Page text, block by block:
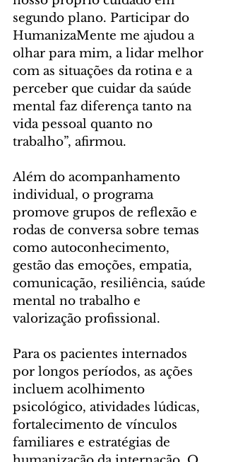
segundo plano. Participar do
HumanizaMente me ajudou a
olhar para mim, a lidar melhor
com as situações da rotina e a
perceber que cuidar da saúde
mental faz diferença tanto na
vida pessoal quanto no
trabalho”, afirmou.
Além do acompanhamento
individual, o programa
promove grupos de reflexão e
rodas de conversa sobre temas
como autoconhecimento,
gestão das emoções, empatia,
comunicação, resiliência, saúde
mental no trabalho e
valorização profissional.
Para os pacientes internados
por longos períodos, as ações
incluem acolhimento
psicológico, atividades lúdicas,
fortalecimento de vínculos
familiares e estratégias de